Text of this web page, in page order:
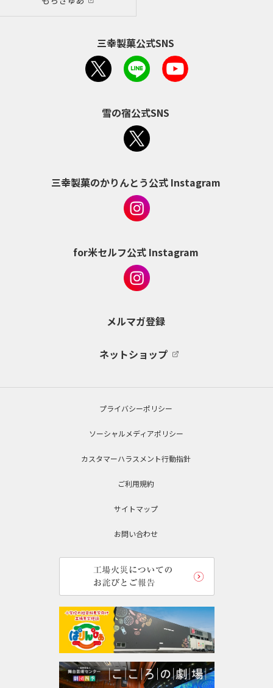
三幸製菓公式SNS
雪の宿公式SNS
三幸製菓のかりんとう公式 Instagram
for米セルフ公式 Instagram
メルマガ登録
ネットショップ
プライバシーポリシー
ソーシャルメディアポリシー
カスタマーハラスメント行動指針
ご利用規約
サイトマップ
お問い合わせ